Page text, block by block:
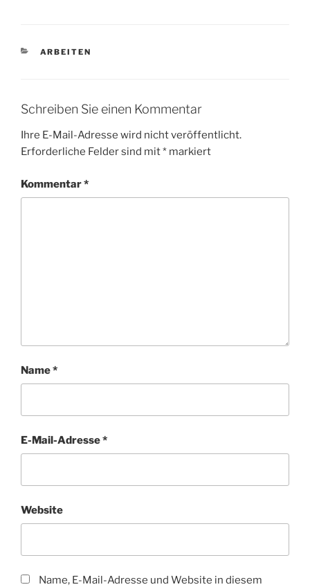
KATEGORIEN
ARBEITEN
Schreiben Sie einen Kommentar
Ihre E-Mail-Adresse wird nicht veröffentlicht.
Erforderliche Felder sind mit* markiert
Kommentar*
Name*
E-Mail-Adresse*
Website
Name, E-Mail-Adresse und Website in diesem